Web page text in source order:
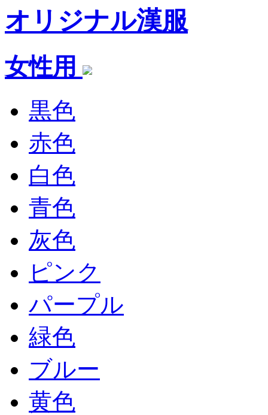
オリジナル漢服
女性用
黒色
赤色
白色
青色
灰色
ピンク
パープル
緑色
ブルー
黄色